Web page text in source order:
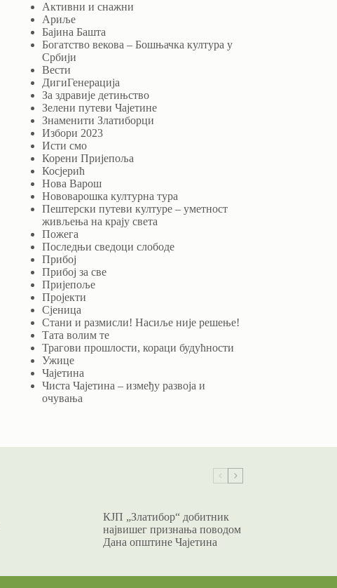
Активни и снажни
Ариље
Бајина Башта
Богатство векова – Бошњачка култура у
Србији
Вести
ДигиГенерација
За здравије детињство
Зелени путеви Чајетине
Знаменити Златиборци
Избори 2023
Исти смо
Корени Пријепоља
Косјерић
Нова Варош
Нововарошка културна тура
Пештерски путеви културе – уметност
живљења на крају света
Пожега
Последњи сведоци слободе
Прибој
Прибој за све
Пријепоље
Пројекти
Сјеница
Стани и размисли! Насиље није решење!
Тата волим те
Трагови прошлости, кораци будућности
Ужице
Чајетина
Чиста Чајетина – између развоја и
очувања
КЈП „Златибор“ добитник
највишег признања поводом
Дана општине Чајетина